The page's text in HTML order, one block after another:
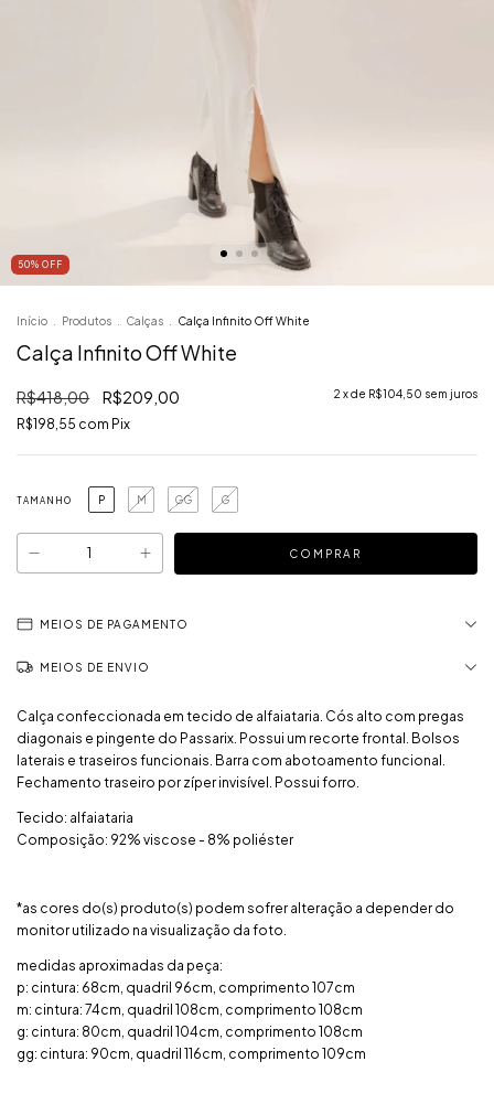
50% OFF
Início Produtos Calças Calça Infinito Off White
Calça Infinito Off White
R$418,00 R$209,00 2 x de R$104,50 sem juros
R$198,55 com Pix
TAMANHO P M GG G
MEIOS DE PAGAMENTO
MEIOS DE ENVIO
Calça confeccionada em tecido de alfaiataria. Cós alto com pregas
diagonais e pingente do Passarix. Possui um recorte frontal. Bolsos
laterais e traseiros funcionais. Barra com abotoamento funcional.
Fechamento traseiro por zíper invisível. Possui forro.
Tecido: alfaiataria
Composição: 92% viscose - 8% poliéster
*as cores do(s) produto(s) podem sofrer alteração a depender do
monitor utilizado na visualização da foto.
medidas aproximadas da peça:
p: cintura: 68cm, quadril 96cm, comprimento 107cm
m: cintura: 74cm, quadril 108cm, comprimento 108cm
g: cintura: 80cm, quadril 104cm, comprimento 108cm
gg: cintura: 90cm, quadril 116cm, comprimento 109cm